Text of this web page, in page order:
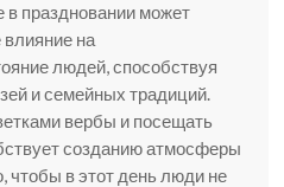
в праздновании может
на
людей, способствуя
и семейных традиций.
вербы и посещать
созданию атмосферы
чтобы в этот день люди не